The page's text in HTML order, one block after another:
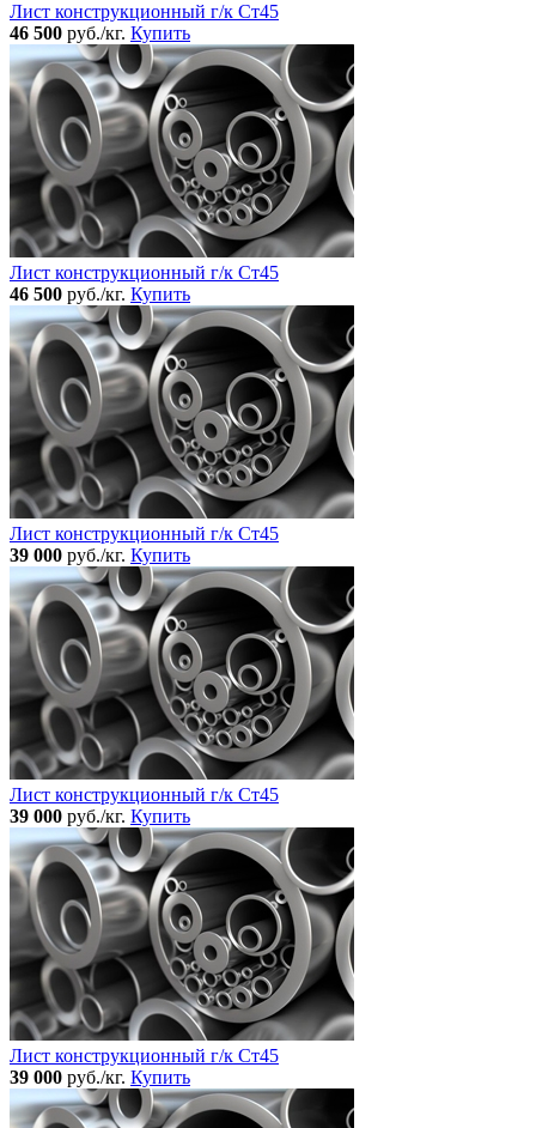
Лист конструкционный г/к Ст45
46 500 руб./кг. Купить
Лист конструкционный г/к Ст45
46 500 руб./кг. Купить
Лист конструкционный г/к Ст45
39 000 руб./кг. Купить
Лист конструкционный г/к Ст45
39 000 руб./кг. Купить
Лист конструкционный г/к Ст45
39 000 руб./кг. Купить